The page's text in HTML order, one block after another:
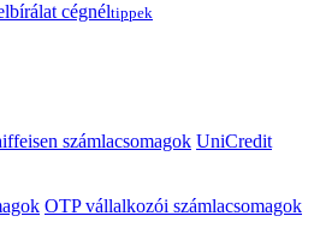
cégnéltippek
számlacsomagok UniCredit
OTP vállalkozói számlacsomagok